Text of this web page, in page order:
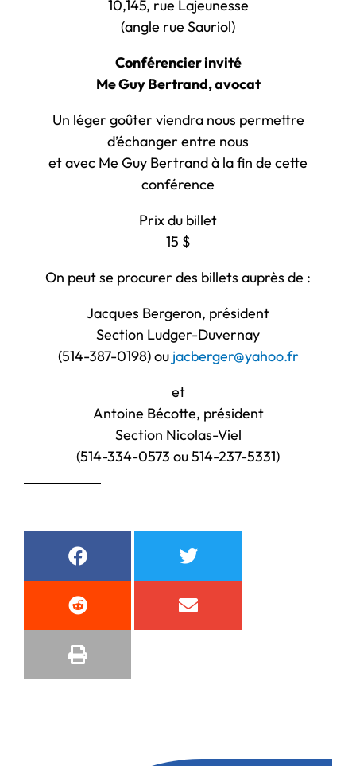
10,145, rue Lajeunesse
(angle rue Sauriol)
Conférencier invité
Me Guy Bertrand, avocat
Un léger goûter viendra nous permettre
d’échanger entre nous
et avec Me Guy Bertrand à la fin de cette
conférence
Prix du billet
15 $
On peut se procurer des billets auprès de :
Jacques Bergeron, président
Section Ludger-Duvernay
(514-387-0198) ou jacberger@yahoo.fr
et
Antoine Bécotte, président
Section Nicolas-Viel
(514-334-0573 ou 514-237-5331)